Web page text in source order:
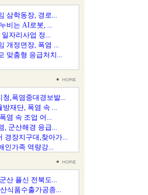
삼학동장, 경로...
비는 AI로봇, ...
자리사업 정...
개정면장, 폭염 ...
맞춤형 응급처치...
청,폭염중대경보발...
방재단, 폭염 속 ...
염 속 조업 어...
, 군산해경 응급...
경장지구대,찾아가...
인가족 역량강...
산 플신 전북도...
식품수출가공종...